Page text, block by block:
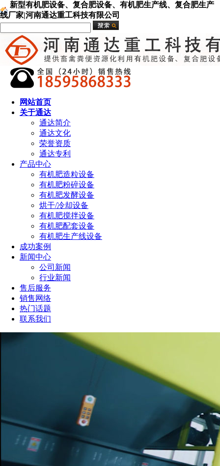
新型有机肥设备、复合肥设备、有机肥生产线、复合肥生产
线厂家|河南通达重工科技有限公司
网站首页
关于通达
通达简介
通达文化
荣誉资质
通达专利
产品中心
有机肥造粒设备
有机肥粉碎设备
有机肥发酵设备
烘干/冷却设备
有机肥搅拌设备
有机肥配套设备
有机肥生产线设备
成功案例
新闻中心
公司新闻
行业新闻
售后服务
销售网络
热门话题
联系我们